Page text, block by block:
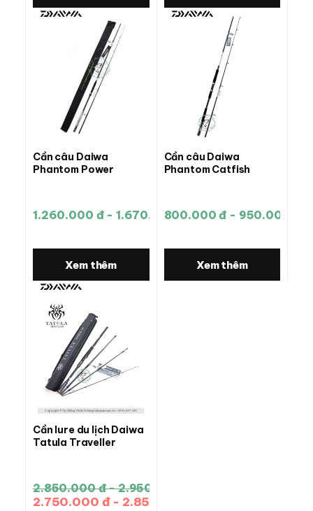
Cần câu Daiwa
Phantom Power
1.260.000 đ - 1.670.000 đ
Xem thêm
Cần câu Daiwa
Phantom Catfish
800.000 đ - 950.000 đ
Xem thêm
Cần lure du lịch Daiwa
Tatula Traveller
2.850.000 đ - 2.950.000 đ
2.750.000 đ - 2.850.000 đ